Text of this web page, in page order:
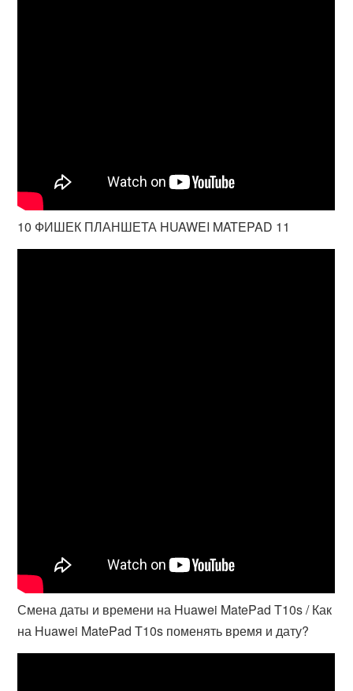
10 ФИШЕК ПЛАНШЕТА HUAWEI MATEPAD 11
Смена даты и времени на Huawei MatePad T10s / Как
на Huawei MatePad T10s поменять время и дату?